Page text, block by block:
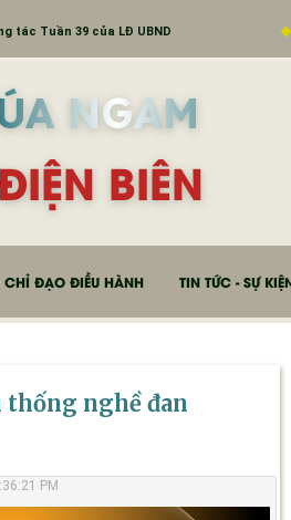
39 của LĐ UBND Số
NGAM
BIÊN
CHỈ ĐẠO ĐIỀU HÀNH TIN TỨC - SỰ
nghề đan
PM